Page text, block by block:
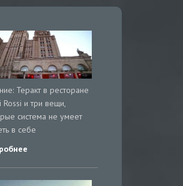
Теракт в ресторане
Rossi и три вещи,
система не умеет
в себе